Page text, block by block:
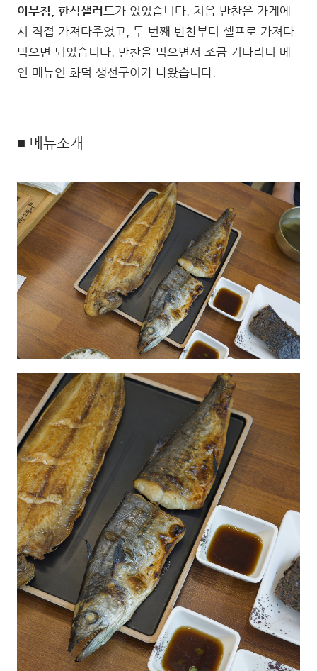
이무침, 한식샐러드가 있었습니다. 처음 반찬은 가게에
서 직접 가져다주었고, 두 번째 반찬부터 셀프로 가져다
먹으면 되었습니다. 반찬을 먹으면서 조금 기다리니 메
인 메뉴인 화덕 생선구이가 나왔습니다.
■ 메뉴소개